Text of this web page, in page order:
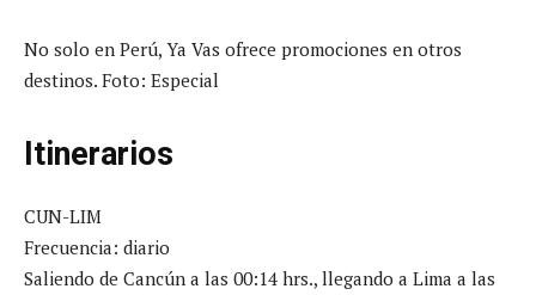
No solo en Perú, Ya Vas ofrece promociones en otros
destinos. Foto: Especial
Itinerarios
CUN-LIM
Frecuencia: diario
Saliendo de Cancún a las 00:14 hrs., llegando a Lima a las